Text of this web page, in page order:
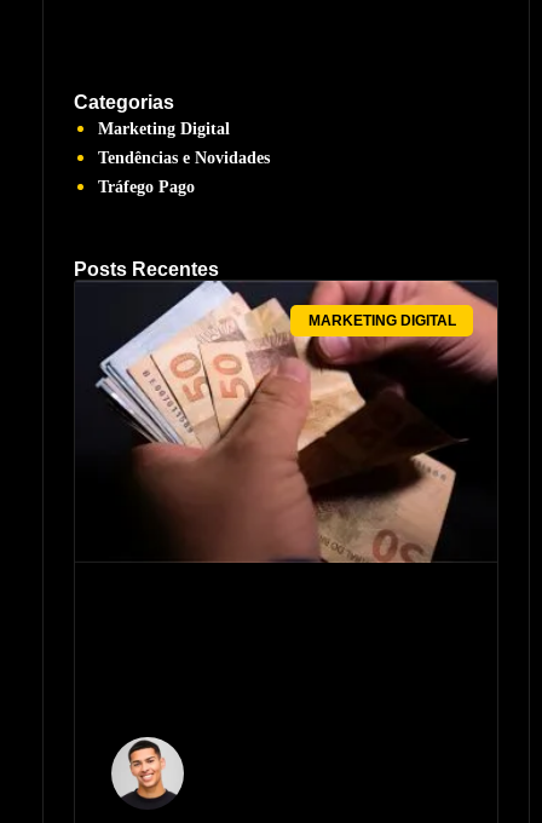
Categorias
Marketing Digital
Tendências e Novidades
Tráfego Pago
Posts Recentes
MARKETING DIGITAL